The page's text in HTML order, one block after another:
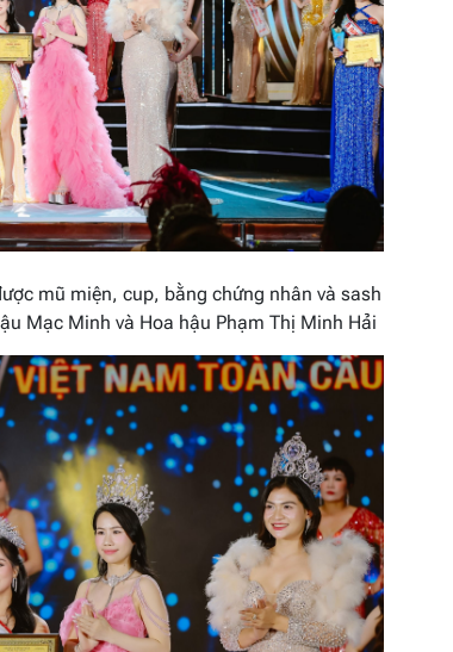
mũ miện, cup, bằng chứng nhân và sash
Mạc Minh và Hoa hậu Phạm Thị Minh Hải